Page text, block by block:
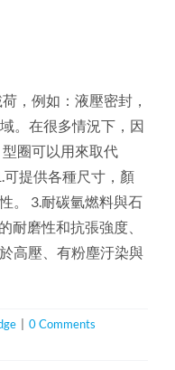
，例如：液壓密封，
。在很多情況下，因
圈可以用來取代
可提供各種尺寸，顏
。 3.耐碳氫燃料與石
耐磨性和抗張強度、
高壓、有粉塵汙染與
0 Comments